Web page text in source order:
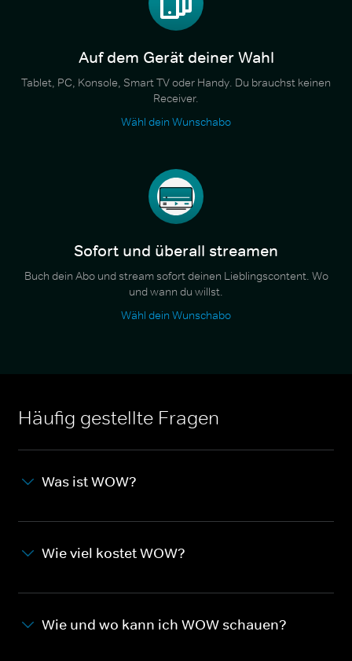
Auf dem Gerät deiner Wahl
Tablet, PC, Konsole, Smart TV oder Handy. Du brauchst keinen
Receiver.
Wähl dein Wunschabo
Sofort und überall streamen
Buch dein Abo und stream sofort deinen Lieblingscontent. Wo
und wann du willst.
Wähl dein Wunschabo
Häufig gestellte Fragen
Was ist WOW?
Wie viel kostet WOW?
Wie und wo kann ich WOW schauen?